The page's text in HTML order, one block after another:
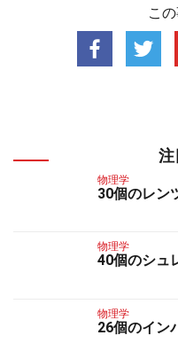
こ
注
物理学
30個のレン
物理学
40個のシュ
物理学
26個のイン